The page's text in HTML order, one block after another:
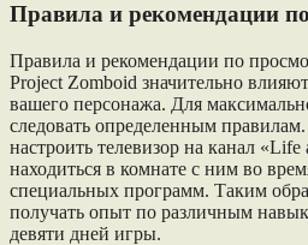
Правила и рекомендации
Правила и рекомендации по
Project Zomboid значительно
вашего персонажа. Для
следовать определенным
настроить телевизор на канал
находиться в комнате с ним во
специальных программ. Таким
получать опыт по различным
девяти дней игры.